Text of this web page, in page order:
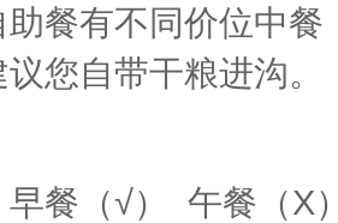
助餐有不同价位中
您自带干粮进沟。
早餐（√） 午餐（